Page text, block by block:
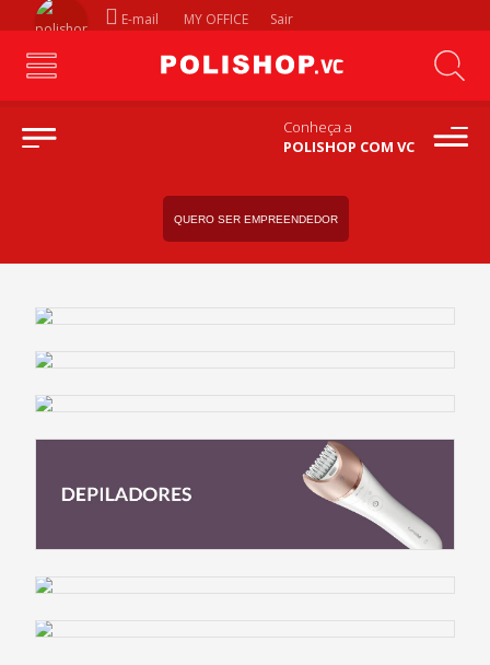
E-mail MY OFFICE Sair
Conheça a
POLISHOP COM VC
QUERO SER EMPREENDEDOR